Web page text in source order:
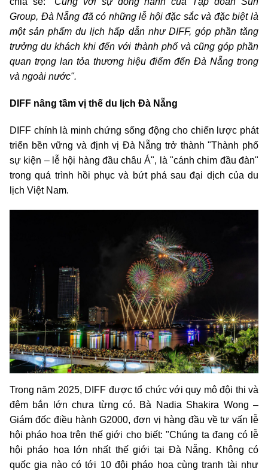
Group, Đà Nẵng đã có những lễ hội đặc sắc và đặc biệt là
một sản phẩm du lịch hấp dẫn như DIFF, góp phần tăng
trưởng du khách khi đến với thành phố và cũng góp phần
quan trọng lan tỏa thương hiệu điểm đến Đà Nẵng trong
và ngoài nước".
DIFF nâng tầm vị thế du lịch Đà Nẵng
DIFF chính là minh chứng sống động cho chiến lược phát
triển bền vững và định vị Đà Nẵng trở thành "Thành phố
sự kiện – lễ hội hàng đầu châu Á", là "cánh chim đầu đàn"
trong quá trình hồi phục và bứt phá sau đại dịch của du
lịch Việt Nam.
Trong năm 2025, DIFF được tổ chức với quy mô đội thi và
đêm bắn lớn chưa từng có. Bà Nadia Shakira Wong –
Giám đốc điều hành G2000, đơn vị hàng đầu về tư vấn lễ
hội pháo hoa trên thế giới cho biết: "Chúng ta đang có lễ
hội pháo hoa lớn nhất thế giới tại Đà Nẵng. Không có
quốc gia nào có tới 10 đội pháo hoa cùng tranh tài như